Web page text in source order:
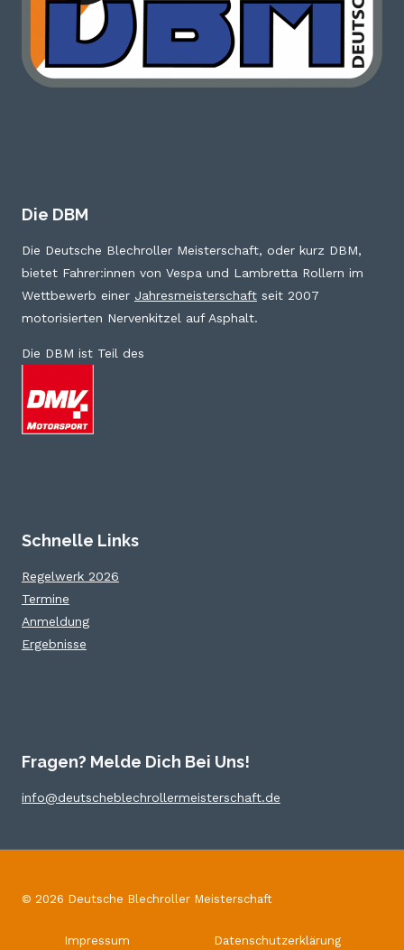
Die DBM
Die Deutsche Blechroller Meisterschaft, oder kurz DBM,
bietet Fahrer:innen von Vespa und Lambretta Rollern im
Wettbewerb einer Jahresmeisterschaft seit 2007
motorisierten Nervenkitzel auf Asphalt.
Die DBM ist Teil des
Schnelle Links
Regelwerk 2026
Termine
Anmeldung
Ergebnisse
Fragen? Melde Dich Bei Uns!
info@deutscheblechrollermeisterschaft.de
© 2026 Deutsche Blechroller Meisterschaft
Impressum Datenschutzerklärung